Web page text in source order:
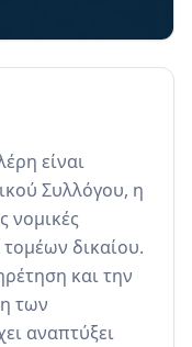
είναι
Συλλόγου, η
νομικές
δικαίου.
και την
των
αναπτύξει